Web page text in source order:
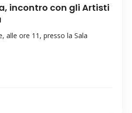
incontro con gli Artisti
alle ore 11, presso la Sala